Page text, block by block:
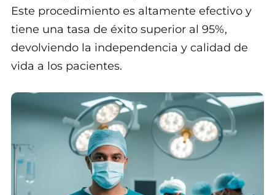
Este procedimiento es altamente efectivo y
tiene una tasa de éxito superior al 95%,
devolviendo la independencia y calidad de
vida a los pacientes.